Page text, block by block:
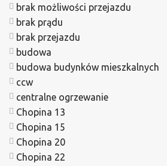
brak możliwości przejazdu
brak prądu
brak przejazdu
budowa
budowa budynków mieszkalnych
ccw
centralne ogrzewanie
Chopina 13
Chopina 15
Chopina 20
Chopina 22